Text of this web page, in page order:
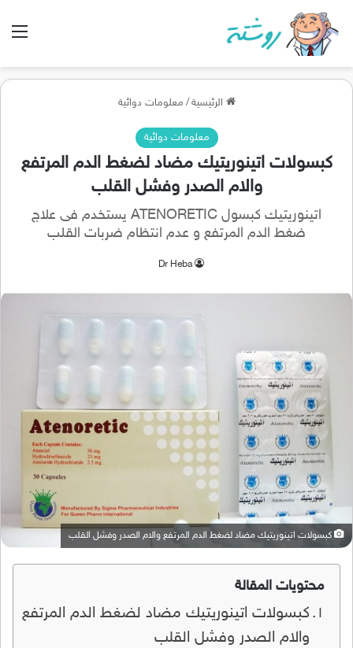
الرئيسية / معلومات دوائية
معلومات دوائية
كبسولات اتينوريتيك مضاد لضغط الدم المرتفع
والام الصدر وفشل القلب
اتينوريتيك كبسول ATENORETIC يستخدم فى علاج
ضغط الدم المرتفع و عدم انتظام ضربات القلب
Dr Heba
كبسولات اتينوريتيك مضاد لضغط الدم المرتفع والام الصدر وفشل القلب
محتويات المقالة
كبسولات اتينوريتيك مضاد لضغط الدم المرتفع
والام الصدر وفشل القلب